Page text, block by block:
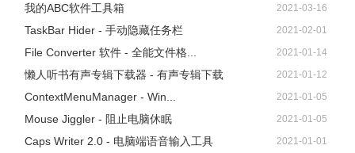
我的ABC软件工具箱 2021-03-16
TaskBar Hider - 手动隐藏任务栏 2021-02-01
File Converter 软件 - 全能文件格... 2021-01-14
懒人听书有声专辑下载器 - 有声专辑下载 2021-01-12
ContextMenuManager - Win... 2021-01-05
Mouse Jiggler - 阻止电脑休眠 2021-01-05
Caps Writer 2.0 - 电脑端语音输入工具 2021-01-01